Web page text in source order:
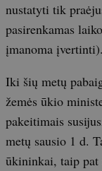
nustatyti tik
pasirenkamas
įmanoma įvertinti).
Iki šių metų
žemės ūkio
pakeitimais
metų sausio 1 d.
ūkininkai, taip